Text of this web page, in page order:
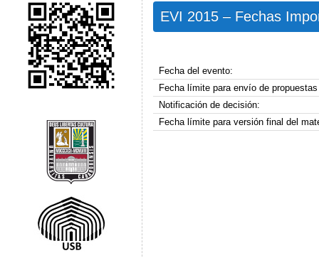
EVI 2015 – Fechas
Fecha del evento:
Fecha límite para envío de
Notificación de decisión:
Fecha límite para versión final del